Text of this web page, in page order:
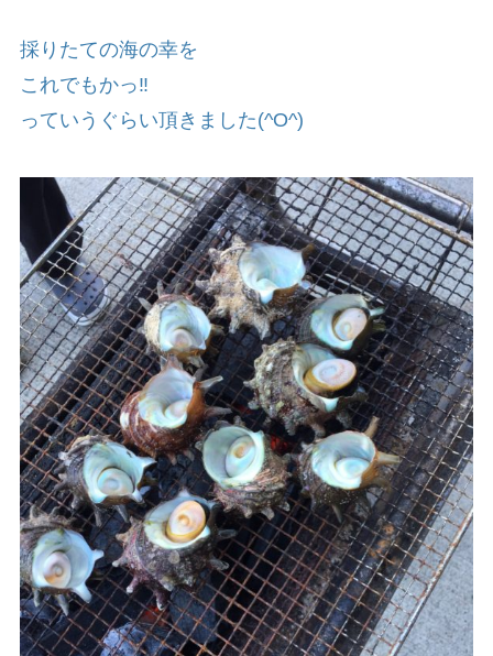
採りたての海の幸を
これでもかっ‼️
っていうぐらい頂きました(^O^)